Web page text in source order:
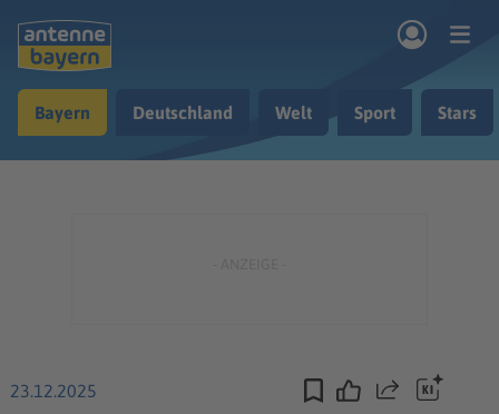
Musik & Radio
Bayern Deutschland Welt Sport Stars
23.12.2025 Teilen